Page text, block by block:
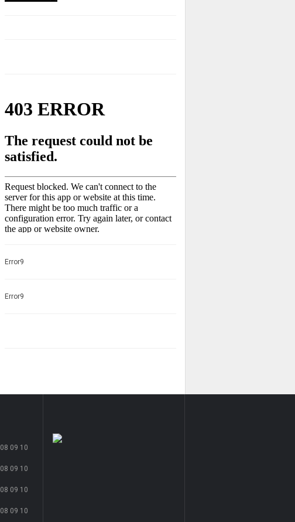
Error9
Error9
08 09 10
08 09 10
08 09 10
08 09 10